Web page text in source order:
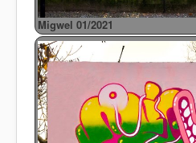
Migwel 01/2021